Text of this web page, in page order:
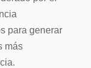
para generar
más